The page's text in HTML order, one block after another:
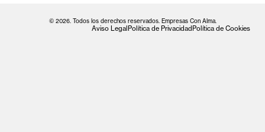
© 2026. Todos los derechos reservados. Empresas Con Alma.
Aviso LegalPolítica de PrivacidadPolítica de Cookies